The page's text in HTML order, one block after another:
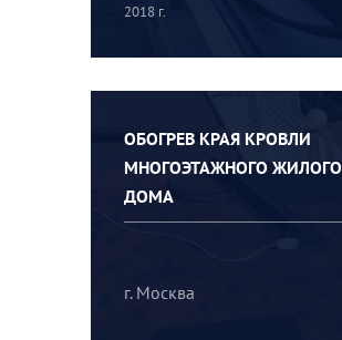
2018 г.
ОБОГРЕВ КРАЯ КРОВЛИ
МНОГОЭТАЖНОГО ЖИЛОГО
ДОМА
г. Москва